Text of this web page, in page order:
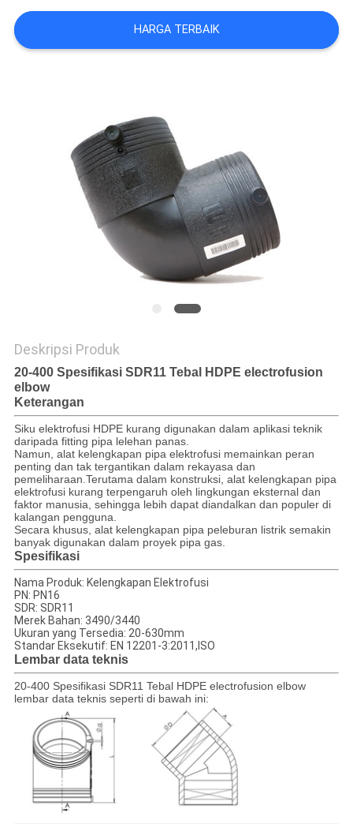
PRIVACY
POLICY
HARGA TERBAIK
Deskripsi Produk
20-400 Spesifikasi SDR11 Tebal HDPE electrofusion
elbow
Keterangan
Siku elektrofusi HDPE kurang digunakan dalam aplikasi teknik
daripada fitting pipa lelehan panas.
Namun, alat kelengkapan pipa elektrofusi memainkan peran
penting dan tak tergantikan dalam rekayasa dan
pemeliharaan.Terutama dalam konstruksi, alat kelengkapan pipa
elektrofusi kurang terpengaruh oleh lingkungan eksternal dan
faktor manusia, sehingga lebih dapat diandalkan dan populer di
kalangan pengguna.
Secara khusus, alat kelengkapan pipa peleburan listrik semakin
banyak digunakan dalam proyek pipa gas.
Spesifikasi
Nama Produk: Kelengkapan Elektrofusi
PN: PN16
SDR: SDR11
Merek Bahan: 3490/3440
Ukuran yang Tersedia: 20-630mm
Standar Eksekutif: EN 12201-3:2011,ISO
Lembar data teknis
20-400 Spesifikasi SDR11 Tebal HDPE electrofusion elbow
lembar data teknis seperti di bawah ini: